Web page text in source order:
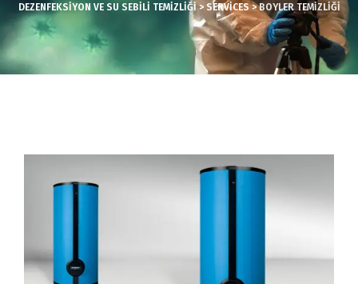
DEZENFEKSIYON VE SU SEBILI TEMIZLIĞI> SERVICES>BOYLER TEMIZLIĞI